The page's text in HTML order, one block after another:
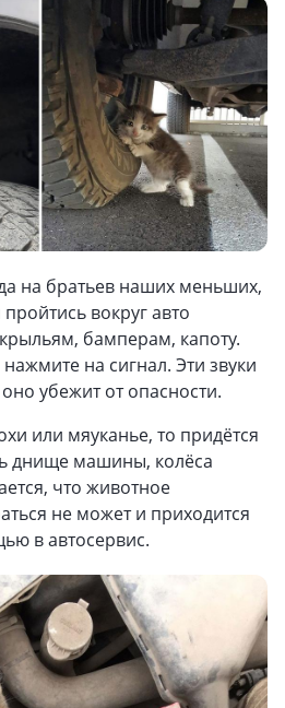
на братьев наших меньших,
вокруг авто
бамперам, капоту.
на сигнал. Эти звуки
убежит от опасности.
или мяуканье, то придётся
днище машины, колёса
что животное
не может и приходится
в автосервис.